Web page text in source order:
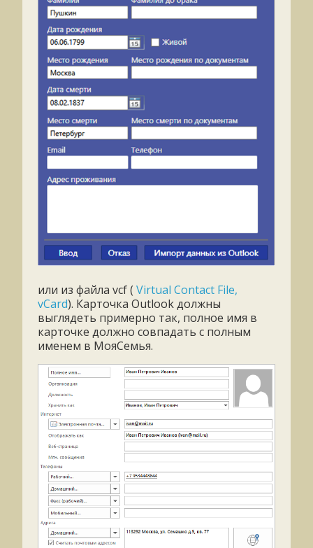
или из файлаvcf ( Virtual Contact File,
vCard). Карточка Outlook должны
выглядеть примерно так, полное имя в
карточке должно совпадать с полным
именем в МояСемья.